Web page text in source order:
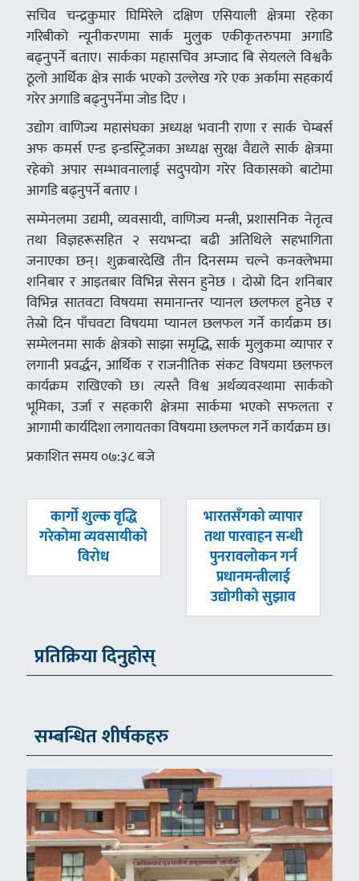
सचिव चन्द्रकुमार घिमिरेले दक्षिण एसियाली क्षेत्रमा रहेका
गरिबीको न्यूनीकरणमा सार्क मुलुक एकीकृतरुपमा अगाडि
बढ्नुपर्ने बताए। सार्कका महासचिव अम्जाद बि सेयलले विश्वकै
ठूलो आर्थिक क्षेत्र सार्क भएको उल्लेख गरे एक अर्कामा सहकार्य
गरेर अगाडि बढ्नुपर्नेमा जोड दिए ।
उद्योग वाणिज्य महासंघका अध्यक्ष भवानी राणा र सार्क चेम्बर्स
अफ कमर्स एन्ड इन्डस्ट्रिजका अध्यक्ष सुरक्ष वैद्यले सार्क क्षेत्रमा
रहेको अपार सम्भावनालाई सदुपयोग गरेर विकासको बाटोमा
आगडि बढ्नुपर्ने बताए ।
सम्मेनलमा उद्यमी, व्यवसायी, वाणिज्य मन्त्री, प्रशासनिक नेतृत्व
तथा विज्ञहरूसहित २ सयभन्दा बढी अतिथिले सहभागिता
जनाएका छन्। शुक्रबारदेखि तीन दिनसम्म चल्ने कनक्लेभमा
शनिबार र आइतबार विभिन्न सेसन हुनेछ । दोस्रो दिन शनिबार
विभिन्न सातवटा विषयमा समानान्तर प्यानल छलफल हुनेछ र
तेस्रो दिन पाँचवटा विषयमा प्यानल छलफल गर्ने कार्यक्रम छ।
सम्मेलनमा सार्क क्षेत्रको साझा समृद्धि, सार्क मुलुकमा व्यापार र
लगानी प्रवर्द्धन, आर्थिक र राजनीतिक संकट विषयमा छलफल
कार्यक्रम राखिएको छ। त्यस्तै विश्व अर्थव्यवस्थामा सार्कको
भूमिका, उर्जा र सहकारी क्षेत्रमा सार्कमा भएको सफलता र
आगामी कार्यदिशा लगायतका विषयमा छलफल गर्ने कार्यक्रम छ।
प्रकाशित समय ०७:३८ बजे
पछिल्लाे
-
कार्गो शुल्क वृद्धि
गरेकोमा व्यवसायीको
विरोध
अघिल्लाे
-
भारतसँगको व्यापार
तथा पारवाहन सन्धी
पुनरावलोकन गर्न
प्रधानमन्त्रीलाई
उद्योगीको सुझाव
प्रतिक्रिया दिनुहोस्
सम्बन्धित शीर्षकहरु